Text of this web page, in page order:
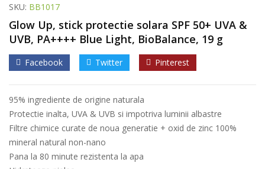
SKU: BB1017
Glow Up, stick protectie solara SPF 50+ UVA &
UVB, PA++++ Blue Light, BioBalance, 19 g
Facebook Twitter Pinterest
95% ingrediente de origine naturala
Protectie inalta, UVA & UVB si impotriva luminii albastre
Filtre chimice curate de noua generatie + oxid de zinc 100%
mineral natural non-nano
Pana la 80 minute rezistenta la apa